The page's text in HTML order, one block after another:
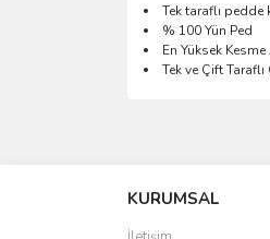
Tek taraflı
% 100 Yün Ped
En Yüksek
Tek ve Çift
Ürün resmi
Ürün
KURUMSAL